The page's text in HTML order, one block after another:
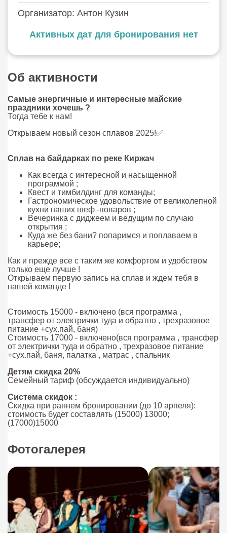
Организатор: Антон Кузин
Активных дат для бронирования нет
Об активности
Самые энергичные и интересные майские
праздники хочешь ?
Тогда тебе к нам!
Открываем новый сезон сплавов 2025!✅
Сплав на байдарках по реке Киржач
Как всегда с интересной и насыщенной
программой ;
Квест и тимбилдинг для команды;
Гастрономическое удовольствие от великолепной
кухни наших шеф -поваров ;
Вечеринка с диджеем и ведущим по случаю
открытия ;
Куда же без бани? попаримся и поплаваем в
карьере;
Как и прежде все с таким же комфортом и удобством
только еще лучше !
Открываем первую запись на сплав и ждем тебя в
нашей команде !
Стоимость 15000 - включено (вся программа ,
трансфер от электрички туда и обратно , трехразовое
питание +сух.пай, баня)
Стоимость 17000 - включено(вся программа , трансфер
от электрички туда и обратно , трехразовое питание
+сух.пай, баня, палатка , матрас , спальник
Детям скидка 20%
Семейный тариф (обсуждается индивидуально)
Система скидок :
Скидка при раннем бронировании (до 10 арпеля):
стоимость будет составлять (15000) 13000;
(17000)15000
Фотогалерея